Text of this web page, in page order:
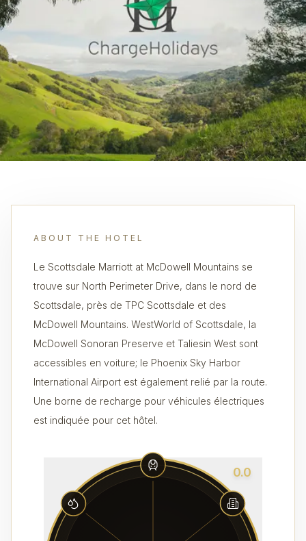
ABOUT THE HOTEL
Le Scottsdale Marriott at McDowell Mountains se
trouve sur North Perimeter Drive, dans le nord de
Scottsdale, près de TPC Scottsdale et des
McDowell Mountains. WestWorld of Scottsdale, la
McDowell Sonoran Preserve et Taliesin West sont
accessibles en voiture; le Phoenix Sky Harbor
International Airport est également relié par la route.
Une borne de recharge pour véhicules électriques
est indiquée pour cet hôtel.
0.0